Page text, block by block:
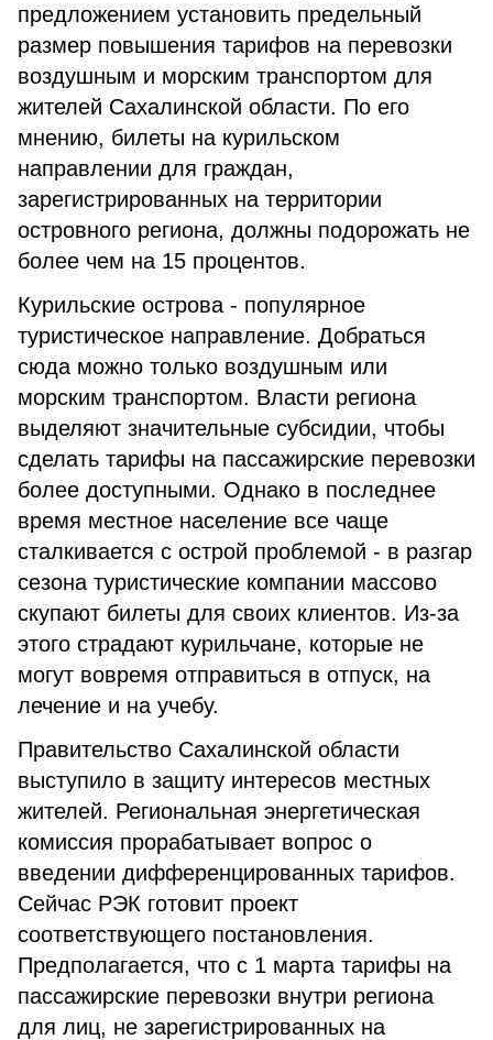
предложением установить предельный
размер повышения тарифов на перевозки
воздушным и морским транспортом для
жителей Сахалинской области. По его
мнению, билеты на курильском
направлении для граждан,
зарегистрированных на территории
островного региона, должны подорожать не
более чем на 15 процентов.
Курильские острова - популярное
туристическое направление. Добраться
сюда можно только воздушным или
морским транспортом. Власти региона
выделяют значительные субсидии, чтобы
сделать тарифы на пассажирские перевозки
более доступными. Однако в последнее
время местное население все чаще
сталкивается с острой проблемой - в разгар
сезона туристические компании массово
скупают билеты для своих клиентов. Из-за
этого страдают курильчане, которые не
могут вовремя отправиться в отпуск, на
лечение и на учебу.
Правительство Сахалинской области
выступило в защиту интересов местных
жителей. Региональная энергетическая
комиссия прорабатывает вопрос о
введении дифференцированных тарифов.
Сейчас РЭК готовит проект
соответствующего постановления.
Предполагается, что с 1 марта тарифы на
пассажирские перевозки внутри региона
для лиц, не зарегистрированных на